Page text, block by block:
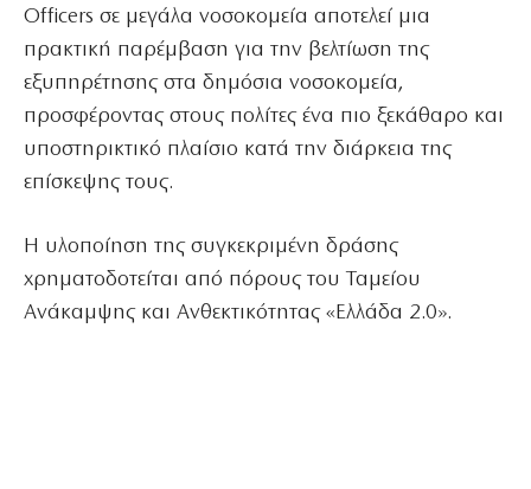
Officers σε μεγάλα νοσοκομεία αποτελεί μια
πρακτική παρέμβαση για την βελτίωση της
εξυπηρέτησης στα δημόσια νοσοκομεία,
προσφέροντας στους πολίτες ένα πιο ξεκάθαρο και
υποστηρικτικό πλαίσιο κατά την διάρκεια της
επίσκεψης τους.
Η υλοποίηση της συγκεκριμένη δράσης
χρηματοδοτείται από πόρους του Ταμείου
Ανάκαμψης και Ανθεκτικότητας «Ελλάδα 2.0».